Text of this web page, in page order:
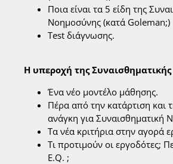
Ποια είναι τα 5 είδη της
Νοημοσύνης (κατά Goleman;)
Test διάγνωσης.
Η υπεροχή της
Ένα νέο μοντέλο μάθησης.
Πέρα από την κατάρτιση και
ανάγκη για Συναισθηματική
Τα νέα κριτήρια στην αγορά
Τι προτιμούν οι εργοδότες;
E.Q. ;